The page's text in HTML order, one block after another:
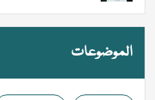
الموضوعات